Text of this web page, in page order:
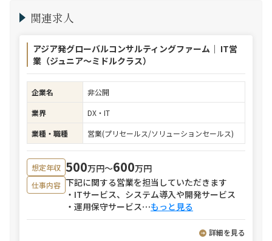
関連求人
アジア発グローバルコンサルティングファーム｜ IT営
業（ジュニア～ミドルクラス）
企業名
非公開
業界
DX・IT
業種・職種
営業(プリセールス/ソリューションセールス)
想定年収 500万円〜600万円
仕事内容 下記に関する営業を担当していただきます
・ITサービス、システム導入や開発サービス
・運用保守サービス⋯もっと見る
詳細を見る